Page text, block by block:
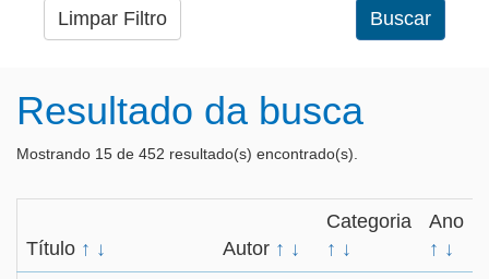
Limpar Filtro Buscar
Resultado da busca
Mostrando 15 de 452 resultado(s) encontrado(s).
Título ↑ ↓ Autor ↑ ↓
Categoria
↑ ↓
Ano
↑ ↓